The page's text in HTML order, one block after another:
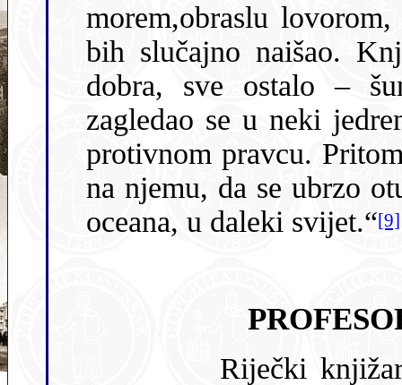
morem,obraslu lovorom, i tu bih ležeći čitao knjige,
bih slučajno naišao. Knjige, dakako
dobra, sve ostalo –
zagledao se u neki
protivnom pravcu. Pritom bi mi se misli privezale na mornare
na njemu, da se ubrzo otud otrgnu i polete nekud
oceana, u daleki svijet.“[9]